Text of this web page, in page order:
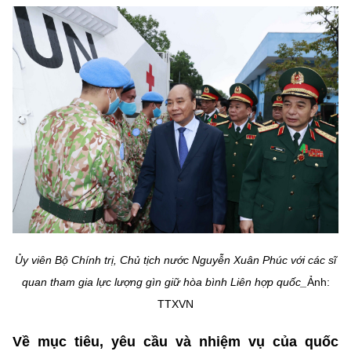
Năng lượng nguyên tử
Tin tổng hợp
Tin địa phương
Bưu chính, Viễn thông
Sở hữu trí tuệ
Tiêu chuẩn, đo lường, chất lượng
Năng lượng nguyên tử
Videos
Infographic
Voice
Nhiệm vụ trọng tâm
Chọn ngôn ngữ
Vietnamese English
BỘ KHOA HỌC VÀ CÔNG NGHỆ
Điều khoản sử dụng Theo dõi MST: Góp ý
Ủy viên Bộ Chính trị, Chủ tịch nước Nguyễn Xuân Phúc với các sĩ
quan tham gia lực lượng gìn giữ hòa bình Liên hợp quốc_ Ảnh:
TTXVN
Về mục tiêu, yêu cầu và nhiệm vụ của quốc